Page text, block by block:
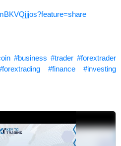
#business #trader #forextrader
#finance
#investing